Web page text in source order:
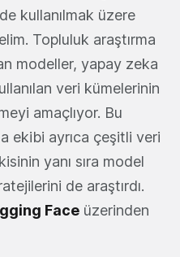
kullanılmak üzere
Topluluk araştırma
modeller, yapay zeka
veri kümelerinin
amaçlıyor. Bu
ekibi ayrıca çeşitli veri
yanı sıra model
de araştırdı.
Face üzerinden